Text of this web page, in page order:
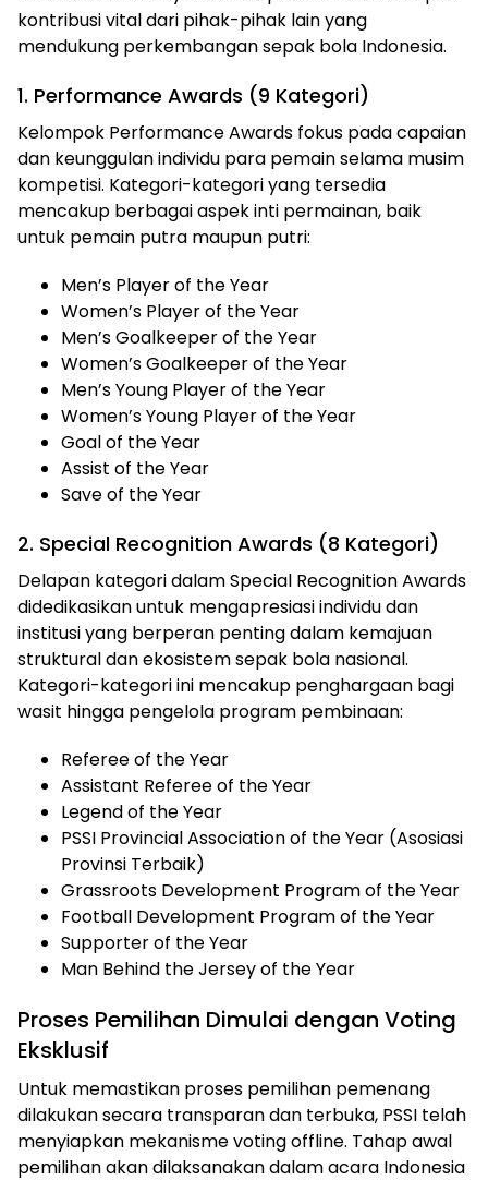
kontribusi vital dari pihak-pihak lain yang
mendukung perkembangan sepak bola Indonesia.
1. Performance Awards (9 Kategori)
Kelompok Performance Awards fokus pada capaian
dan keunggulan individu para pemain selama musim
kompetisi. Kategori-kategori yang tersedia
mencakup berbagai aspek inti permainan, baik
untuk pemain putra maupun putri:
Men’s Player of the Year
Women’s Player of the Year
Men’s Goalkeeper of the Year
Women’s Goalkeeper of the Year
Men’s Young Player of the Year
Women’s Young Player of the Year
Goal of the Year
Assist of the Year
Save of the Year
2. Special Recognition Awards (8 Kategori)
Delapan kategori dalam Special Recognition Awards
didedikasikan untuk mengapresiasi individu dan
institusi yang berperan penting dalam kemajuan
struktural dan ekosistem sepak bola nasional.
Kategori-kategori ini mencakup penghargaan bagi
wasit hingga pengelola program pembinaan:
Referee of the Year
Assistant Referee of the Year
Legend of the Year
PSSI Provincial Association of the Year (Asosiasi
Provinsi Terbaik)
Grassroots Development Program of the Year
Football Development Program of the Year
Supporter of the Year
Man Behind the Jersey of the Year
Proses Pemilihan Dimulai dengan Voting
Eksklusif
Untuk memastikan proses pemilihan pemenang
dilakukan secara transparan dan terbuka, PSSI telah
menyiapkan mekanisme voting offline. Tahap awal
pemilihan akan dilaksanakan dalam acara Indonesia